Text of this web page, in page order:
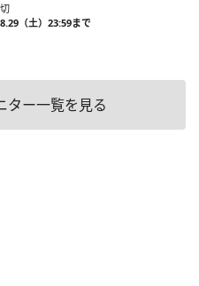
（土）23:59まで
ター一覧を見る